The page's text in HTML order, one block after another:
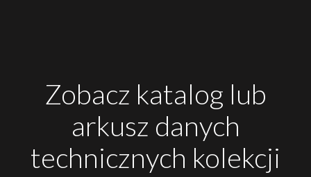
Zobacz katalog lub
arkusz danych
technicznych kolekcji